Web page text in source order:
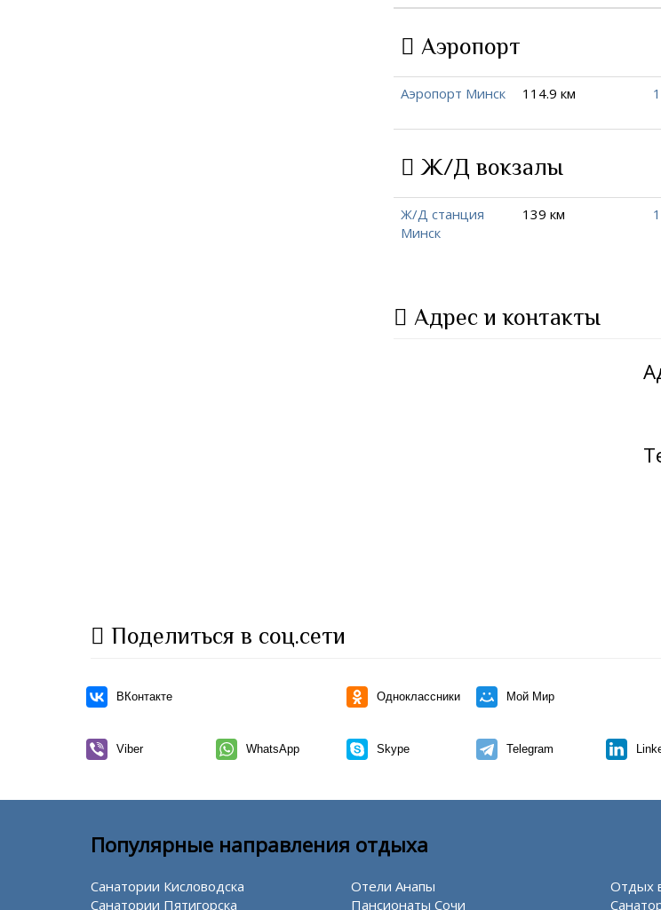
Аэропорт
Аэропорт Минск 114.9 км
Ж/Д вокзалы
Ж/Д станция
Минск
139 км
Адрес и контакты
Поделиться в соц.сети
ВКонтакте Одноклассники Мой Мир
Viber WhatsApp Skype Telegram
Популярные направления отдыха
Санатории Кисловодска
Санатории Пятигорска
Отели Анапы
Пансионаты Сочи
Отдых